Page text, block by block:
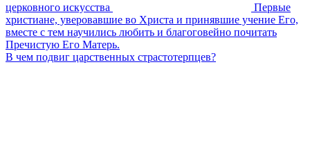
церковного искусства
Первые
христиане, уверовавшие во Христа и принявшие учение Его,
вместе с тем научились любить и благоговейно почитать
Пречистую Его Матерь.
В чем подвиг царственных страстотерпцев?